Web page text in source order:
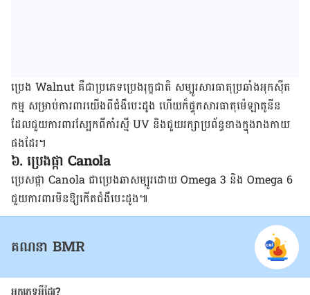
ប្រេង ​Walnut គឺ​ជា​ប្រភេទ​ប្រេង​រុក្ខជាតិ សម្បូរ​​សារធាតុ​ប្រឆាំង​អុក​ស៊ីត
កម្ម សម្រាប់​ការពារ​​យើង​ពី​ជំងឺ​បេះ​ដូង ហើយ​ក៏​ផ្ទុក​​សារធាតុ​ម៉េឡាតូនីន
ដែល​ជួយ​ការពារ​ស្បែក​ពី​កាំ​រស្មី UV និង​ជួយ​រក្សា​ប្រព័ន្ធ​ខាង​ក្នុង​រាង​កាយ​
ផង​ដែរ។
៦. ប្រេង​ផ្កា Canola
ប្រេស​ផ្កា Canola ជា​ប្រេង​ឆាសម្បូរ​ដោយ​​​ Omega 3 និង​ Omega 6
ជួយ​ការពារ​មិន​ឱ្យ​កើត​ជំងឺ​បេះ​ដូង​៕
គណនា BMR